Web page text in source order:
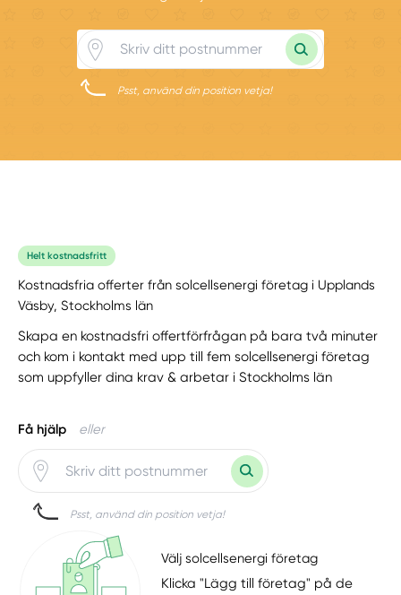
Psst, använd din position vetja!
Helt kostnadsfritt
Kostnadsfria offerter från solcellsenergi företag i Upplands
Väsby, Stockholms län
Skapa en kostnadsfri offertförfrågan på bara två minuter
och kom i kontakt med upp till fem solcellsenergi företag
som uppfyller dina krav & arbetar i Stockholms län
Få hjälp eller
Psst, använd din position vetja!
Välj solcellsenergi företag
Klicka "Lägg till företag" på de